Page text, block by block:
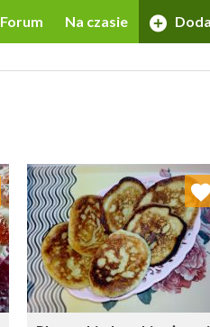
Forum Na czasie
Dodaj do ulubionych
Wybierz